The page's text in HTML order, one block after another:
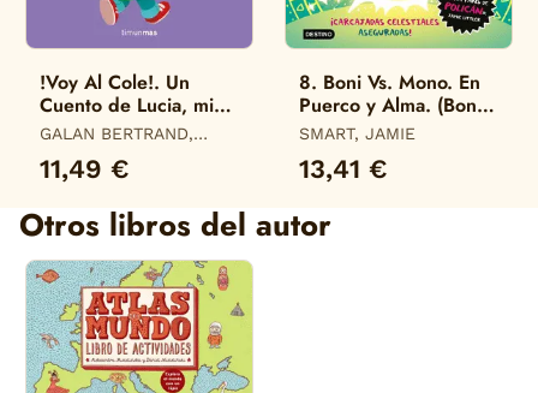
!Voy Al Cole!. Un
Cuento de Lucia, mi
Pediatra
GALAN BERTRAND,
11,49 €
8. Boni Vs. Mono. En
Puerco y Alma. (Boni
Vs. Mono)
SMART, JAMIE
13,41 €
Otros libros del autor